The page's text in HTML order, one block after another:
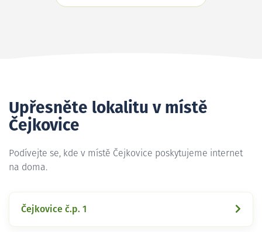
Upřesněte lokalitu v místě
Čejkovice
Podívejte se, kde v místě Čejkovice poskytujeme internet
na doma.
Čejkovice č.p. 1